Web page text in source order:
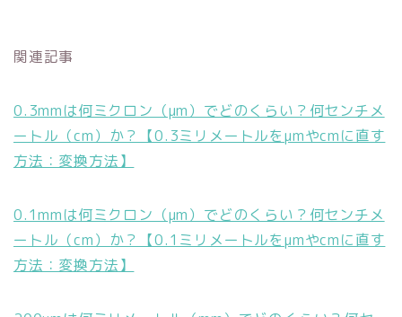
関連記事
0.3mmは何ミクロン（μm）でどのくらい？何センチメ
ートル（cm）か？【0.3ミリメートルをμmやcmに直す
方法：変換方法】
0.1mmは何ミクロン（μm）でどのくらい？何センチメ
ートル（cm）か？【0.1ミリメートルをμmやcmに直す
方法：変換方法】